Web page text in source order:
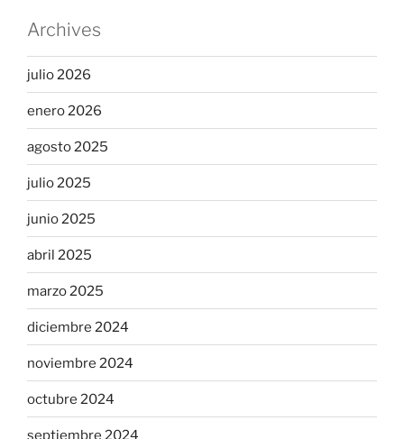
Archives
julio 2026
enero 2026
agosto 2025
julio 2025
junio 2025
abril 2025
marzo 2025
diciembre 2024
noviembre 2024
octubre 2024
septiembre 2024